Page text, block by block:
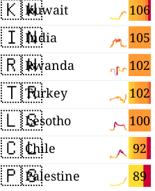
🇰🇼 106
Kuwait
🇮🇳 105
India
🇷🇼 102
Rwanda
🇹🇷 102
Turkey
🇱🇸 100
Lesotho
🇨🇱 92
Chile
🇵🇸 89
Palestine